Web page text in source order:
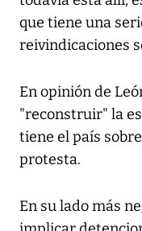
que tiene una
reivindicaciones
En opinión de
"reconstruir" la
tiene el país
protesta.
En su lado más